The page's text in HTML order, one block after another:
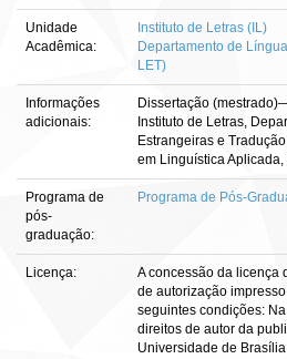
Unidade
Acadêmica:
Instituto de Letras (IL)
Departamento de
LET)
Informações
adicionais:
Dissertação
Instituto de Letras,
Estrangeiras e
em Linguística Aplicada,
Programa de
pós-
graduação:
Programa de Pós-
Licença:
A concessão da licença
de autorização
seguintes condições:
direitos de autor da
Universidade de